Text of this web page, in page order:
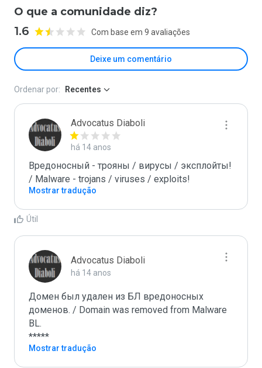
O que a comunidade diz?
1.6 Com base em 9 avaliações
Deixe um comentário
Ordenar por: Recentes
Advocatus Diaboli
há 14 anos
Вредоносный - трояны / вирусы / эксплойты!
/ Malware - trojans / viruses / exploits!
Mostrar tradução
Útil
Advocatus Diaboli
há 14 anos
Домен был удален из БЛ вредоносных
доменов. / Domain was removed from Malware
BL.
*****
Mostrar tradução